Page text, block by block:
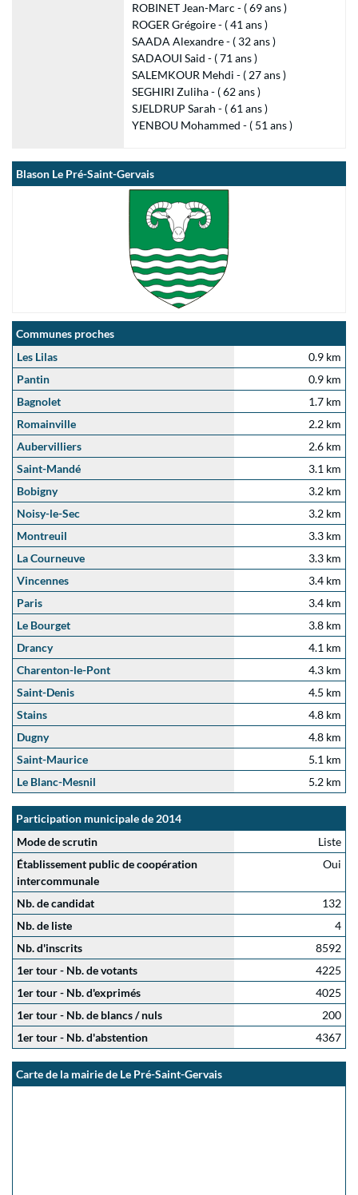
ROBINET Jean-Marc - ( 69 ans )
ROGER Grégoire - ( 41 ans )
SAADA Alexandre - ( 32 ans )
SADAOUI Said - ( 71 ans )
SALEMKOUR Mehdi - ( 27 ans )
SEGHIRI Zuliha - ( 62 ans )
SJELDRUP Sarah - ( 61 ans )
YENBOU Mohammed - ( 51 ans )
Blason Le Pré-Saint-Gervais
Communes proches
Les Lilas
0.9 km
Pantin
0.9 km
Bagnolet
1.7 km
Romainville
2.2 km
Aubervilliers
2.6 km
Saint-Mandé
3.1 km
Bobigny
3.2 km
Noisy-le-Sec
3.2 km
Montreuil
3.3 km
La Courneuve
3.3 km
Vincennes
3.4 km
Paris
3.4 km
Le Bourget
3.8 km
Drancy
4.1 km
Charenton-le-Pont
4.3 km
Saint-Denis
4.5 km
Stains
4.8 km
Dugny
4.8 km
Saint-Maurice
5.1 km
Le Blanc-Mesnil
5.2 km
Participation municipale de 2014
Mode de scrutin
Liste
Établissement public de coopération
intercommunale
Oui
Nb. de candidat
132
Nb. de liste
4
Nb. d'inscrits
8592
1er tour - Nb. de votants
4225
1er tour - Nb. d'exprimés
4025
1er tour - Nb. de blancs / nuls
200
1er tour - Nb. d'abstention
4367
Carte de la mairie de Le Pré-Saint-Gervais